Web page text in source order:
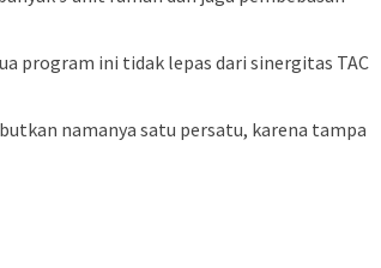
program ini tidak lepas dari sinergitas TAC
namanya satu persatu, karena tampa